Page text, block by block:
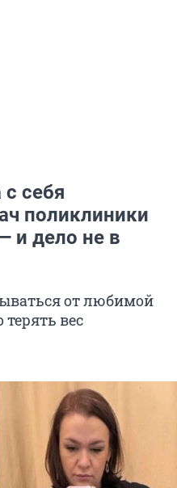
себя
поликлиники
и дело не в
от любимой
вес